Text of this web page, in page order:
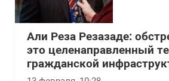
Али Реза Резазаде:
это целенаправленный
гражданской